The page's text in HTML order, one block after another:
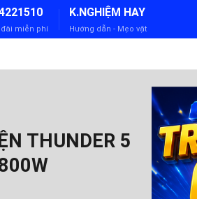
đài miễn phí
K.NGHIỆM HAY
Hướng dẫn - Mẹo vặt
THUNDER 5